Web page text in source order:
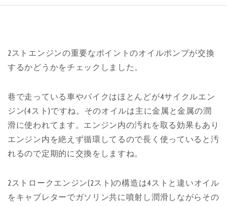
2ストエンジンの重要なポイントのオイルポンプが交換
するかどうかをチェックしました。
巷で走っている車やバイクはほとんどが4サイクルエン
ジン(4スト)ですね。そのオイルは主に金属と金属の潤
滑に使われてます。エンジン内の汚れを取る効果もあり
エンジン内を絶えず循環してるので長く使っていると汚
れるので定期的に交換をしますね。
2ストロークエンジン(2スト)の構造は4ストと違いオイル
をキャブレターでガソリン共に噴射し潤滑しながらその